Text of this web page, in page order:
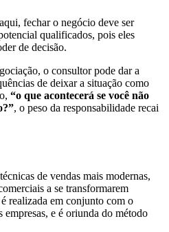
fechar o negócio deve ser
qualificados, pois eles
de decisão.
o consultor pode dar a
de deixar a situação como
“o que acontecerá se você não
, o peso da responsabilidade recai
de vendas mais modernas,
a se transformarem
realizada em conjunto com o
e é oriunda do método